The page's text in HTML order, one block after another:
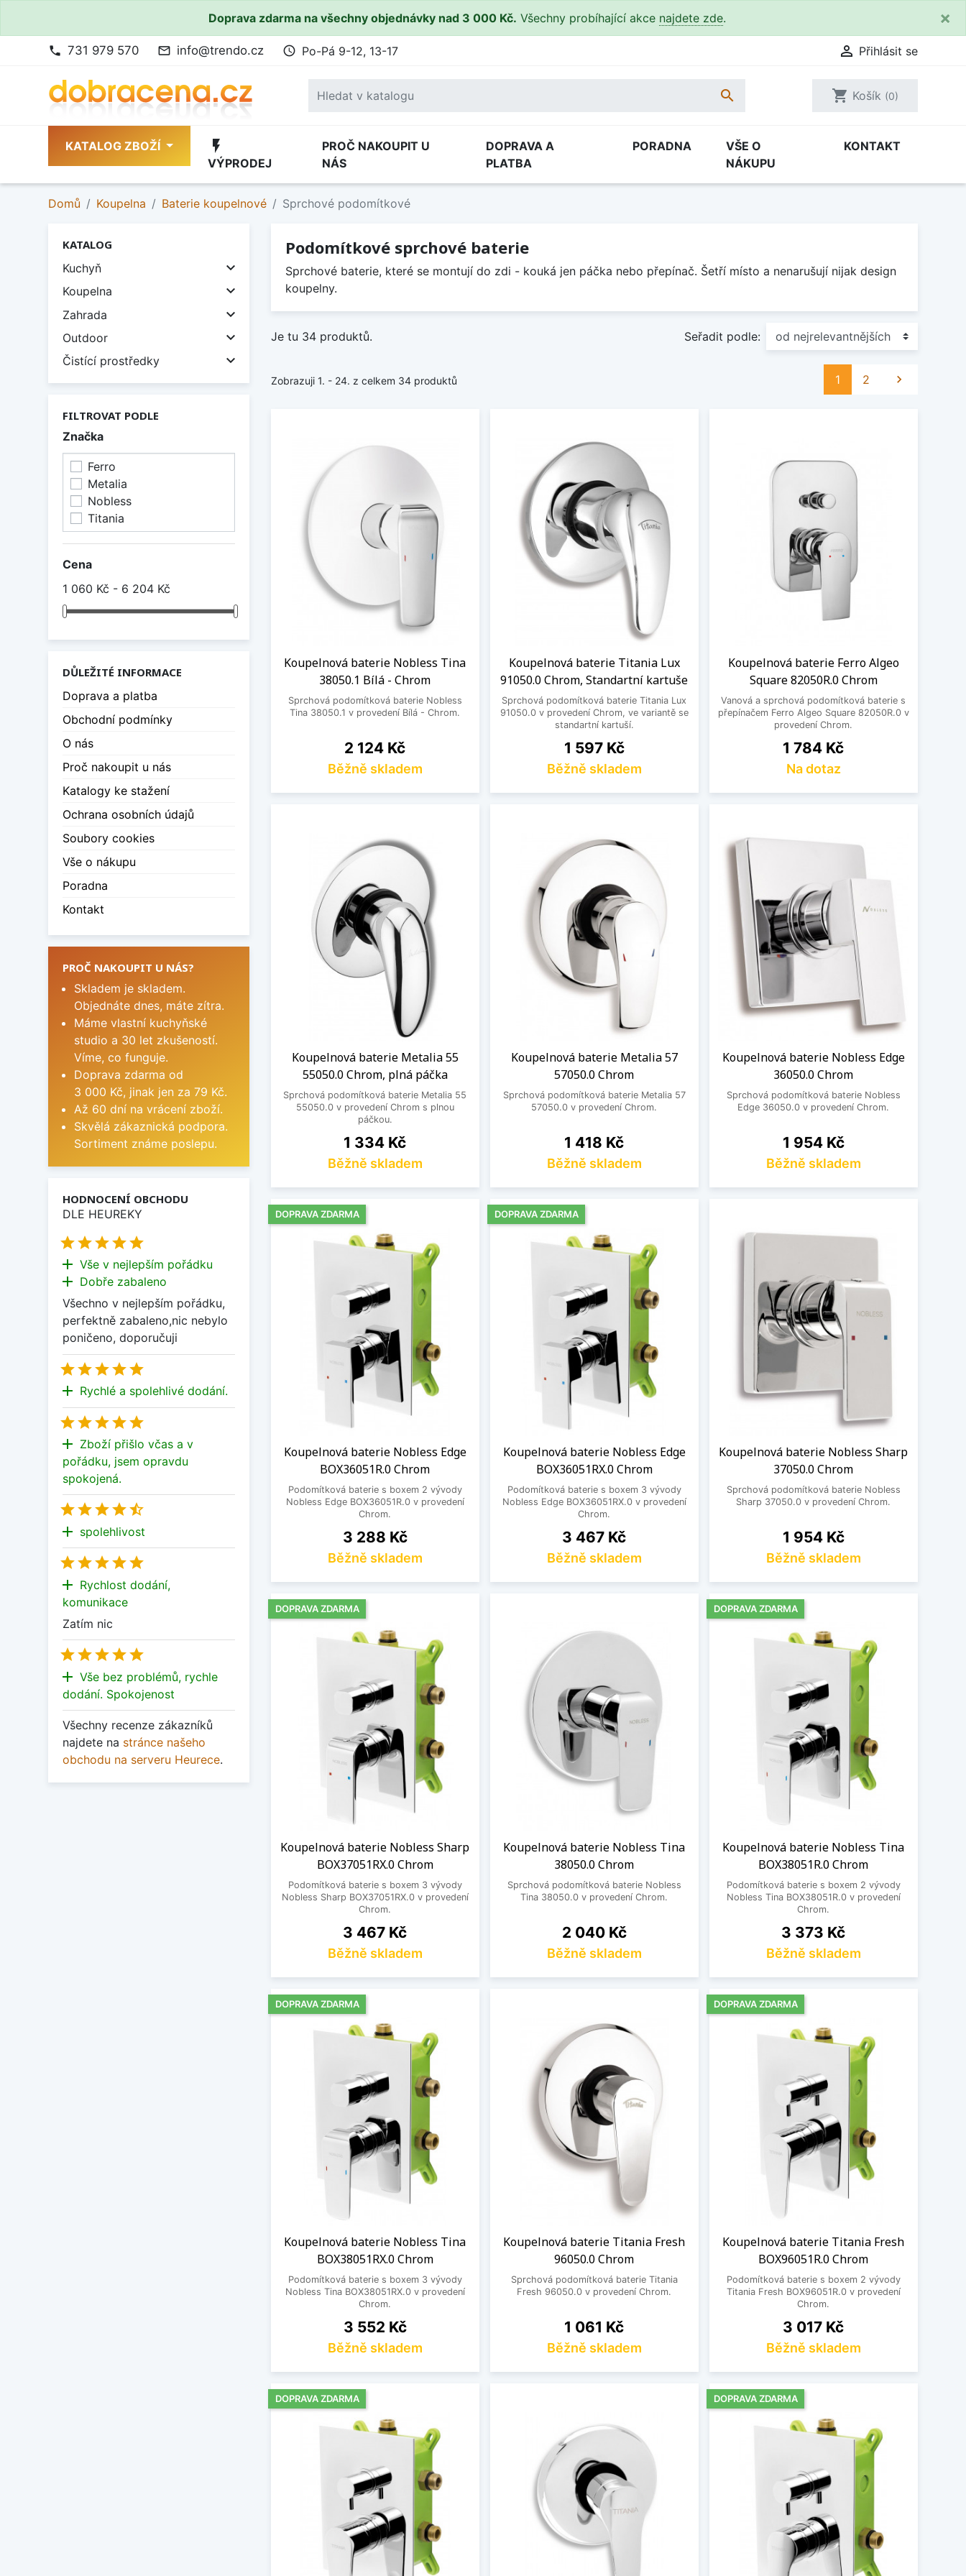
Doprava zdarma na všechny objednávky nad 3 000 Kč. Všechny probíhající akce najdete zde. ×
phone 731 979 570 mail_outline info@trendo.cz access_time Po-Pá 9-12, 13-17  Přihlásit se
 shopping_cart Košík (0)
KATALOG ZBOŽÍ flash_on
VÝPRODEJ
PROČ NAKOUPIT U
NÁS
DOPRAVA A
PLATBA
PORADNA
VŠE O
NÁKUPU
KONTAKT
Domů Koupelna Baterie koupelnové Sprchové podomítkové
KATALOG
Kuchyň

Koupelna 
Zahrada 
Outdoor 
Čistící prostředky 
FILTROVAT PODLE
Značka
Ferro
Metalia
Nobless
Titania
Cena
1 060 Kč - 6 204 Kč
DŮLEŽITÉ INFORMACE
Doprava a platba
Obchodní podmínky
O nás
Proč nakoupit u nás
Katalogy ke stažení
Ochrana osobních údajů
Soubory cookies
Vše o nákupu
Poradna
Kontakt
PROČ NAKOUPIT U NÁS?
Skladem je skladem.
Objednáte dnes, máte zítra.
Máme vlastní kuchyňské
studio a 30 let zkušeností.
Víme, co funguje.
Doprava zdarma od
3 000 Kč, jinak jen za 79 Kč.
Až 60 dní na vrácení zboží.
Skvělá zákaznická podpora.
Sortiment známe poslepu.
HODNOCENÍ OBCHODU
DLE HEUREKY

add Vše v nejlepším pořádku
add Dobře zabaleno
Všechno v nejlepším pořádku,
perfektně zabaleno,nic nebylo
poničeno, doporučuji

add Rychlé a spolehlivé dodání.

add Zboží přišlo včas a v
pořádku, jsem opravdu
spokojená.

add spolehlivost

add Rychlost dodání,
komunikace
Zatím nic

add Vše bez problémů, rychle
dodání. Spokojenost
Všechny recenze zákazníků
najdete na stránce našeho
obchodu na serveru Heurece.
Podomítkové sprchové baterie
Sprchové baterie, které se montují do zdi - kouká jen páčka nebo přepínač. Šetří místo a nenarušují nijak design
koupelny.
Je tu 34 produktů. Seřadit podle:
Zobrazuji 1. - 24. z celkem 34 produktů 1 2 Další

Koupelnová baterie Nobless Tina
38050.1 Bílá - Chrom
Sprchová podomítková baterie Nobless
Tina 38050.1 v provedení Bílá - Chrom.
Cena
2 124 Kč
Běžně skladem
Koupelnová baterie Titania Lux
91050.0 Chrom, Standartní kartuše
Sprchová podomítková baterie Titania Lux
91050.0 v provedení Chrom, ve variantě se
standartní kartuší.
Cena
1 597 Kč
Běžně skladem
Koupelnová baterie Ferro Algeo
Square 82050R.0 Chrom
Vanová a sprchová podomítková baterie s
přepínačem Ferro Algeo Square 82050R.0 v
provedení Chrom.
Cena
1 784 Kč
Na dotaz
Koupelnová baterie Metalia 55
55050.0 Chrom, plná páčka
Sprchová podomítková baterie Metalia 55
55050.0 v provedení Chrom s plnou
páčkou.
Cena
1 334 Kč
Běžně skladem
Koupelnová baterie Metalia 57
57050.0 Chrom
Sprchová podomítková baterie Metalia 57
57050.0 v provedení Chrom.
Cena
1 418 Kč
Běžně skladem
Koupelnová baterie Nobless Edge
36050.0 Chrom
Sprchová podomítková baterie Nobless
Edge 36050.0 v provedení Chrom.
Cena
1 954 Kč
Běžně skladem
Koupelnová baterie Nobless Edge
BOX36051R.0 Chrom
Podomítková baterie s boxem 2 vývody
Nobless Edge BOX36051R.0 v provedení
Chrom.
Cena
3 288 Kč
Běžně skladem
DOPRAVA ZDARMA
Koupelnová baterie Nobless Edge
BOX36051RX.0 Chrom
Podomítková baterie s boxem 3 vývody
Nobless Edge BOX36051RX.0 v provedení
Chrom.
Cena
3 467 Kč
Běžně skladem
DOPRAVA ZDARMA
Koupelnová baterie Nobless Sharp
37050.0 Chrom
Sprchová podomítková baterie Nobless
Sharp 37050.0 v provedení Chrom.
Cena
1 954 Kč
Běžně skladem
Koupelnová baterie Nobless Sharp
BOX37051RX.0 Chrom
Podomítková baterie s boxem 3 vývody
Nobless Sharp BOX37051RX.0 v provedení
Chrom.
Cena
3 467 Kč
Běžně skladem
DOPRAVA ZDARMA
Koupelnová baterie Nobless Tina
38050.0 Chrom
Sprchová podomítková baterie Nobless
Tina 38050.0 v provedení Chrom.
Cena
2 040 Kč
Běžně skladem
Koupelnová baterie Nobless Tina
BOX38051R.0 Chrom
Podomítková baterie s boxem 2 vývody
Nobless Tina BOX38051R.0 v provedení
Chrom.
Cena
3 373 Kč
Běžně skladem
DOPRAVA ZDARMA
Koupelnová baterie Nobless Tina
BOX38051RX.0 Chrom
Podomítková baterie s boxem 3 vývody
Nobless Tina BOX38051RX.0 v provedení
Chrom.
Cena
3 552 Kč
Běžně skladem
DOPRAVA ZDARMA
Koupelnová baterie Titania Fresh
96050.0 Chrom
Sprchová podomítková baterie Titania
Fresh 96050.0 v provedení Chrom.
Cena
1 061 Kč
Běžně skladem
Koupelnová baterie Titania Fresh
BOX96051R.0 Chrom
Podomítková baterie s boxem 2 vývody
Titania Fresh BOX96051R.0 v provedení
Chrom.
Cena
3 017 Kč
Běžně skladem
DOPRAVA ZDARMA
DOPRAVA ZDARMA DOPRAVA ZDARMA